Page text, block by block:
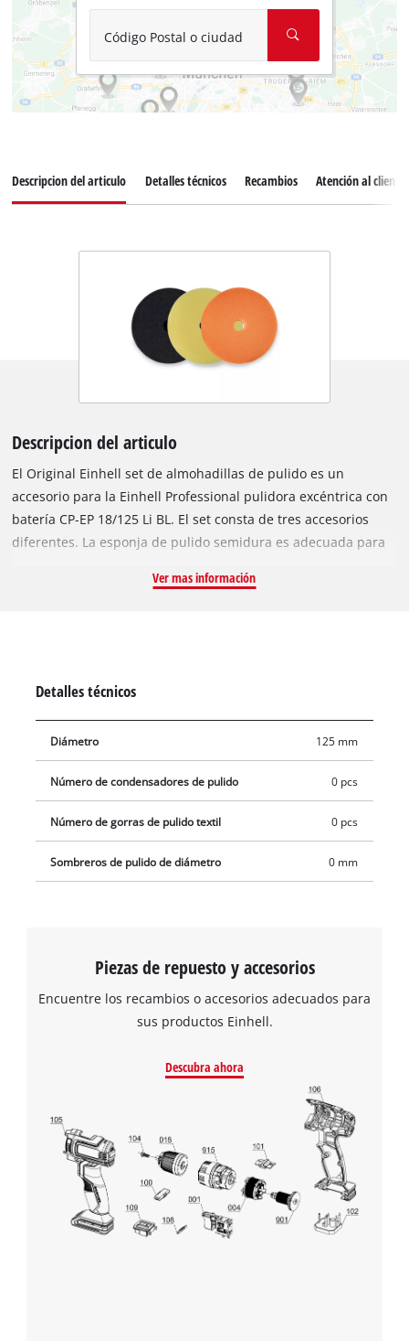
Código Postal o ciudad
Descripcion del articulo Detalles técnicos Recambios Atención al cliente
Descripcion del articulo
El Original Einhell set de almohadillas de pulido es un
accesorio para la Einhell Professional pulidora excéntrica con
batería CP-EP 18/125 Li BL. El set consta de tres accesorios
diferentes. La esponja de pulido semidura es adecuada para
almohadilla de pulido semiblanda se pueden pulir defectos
pulido mediante un práctico cierre de gancho y bucle y se
pueden cambiar rápidamente.
Ver mas información
Detalles técnicos
Diámetro 125 mm
Número de condensadores de pulido 0 pcs
Número de gorras de pulido textil 0 pcs
Sombreros de pulido de diámetro 0 mm
Piezas de repuesto y accesorios
Encuentre los recambios o accesorios adecuados para
sus productos Einhell.
Descubra ahora